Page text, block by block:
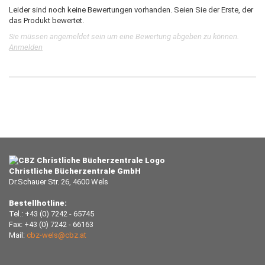
Leider sind noch keine Bewertungen vorhanden. Seien Sie der Erste, der
das Produkt bewertet.
Sie müssen angemeldet sein um eine Bewertung abgeben zu können.
Anmelden
Christliche Bücherzentrale GmbH
Dr.Schauer Str. 26, 4600 Wels
Bestellhotline:
Tel.: +43 (0) 7242 - 65745
Fax: +43 (0) 7242 - 66163
Mail: cbz-wels@cbz.at